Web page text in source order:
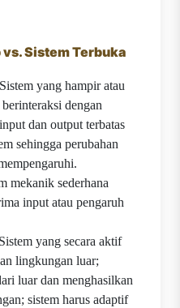
Sistem Terbuka
yang hampir atau
dengan
dan output terbatas
sehingga perubahan
mekanik sederhana
input atau pengaruh
yang secara aktif
lingkungan luar;
luar dan menghasilkan
sistem harus adaptif